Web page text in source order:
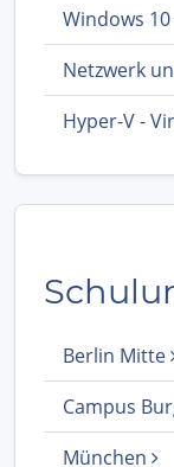
Windows
Netzwerk
Hyper-V -
Berlin Mitte
Campus
München